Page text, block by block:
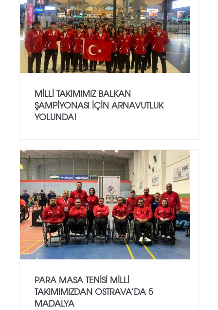
MILLI TAKIMIMIZ BALKAN
ŞAMPIYONASI İÇIN ARNAVUTLUK
YOLUNDA!
PARA MASA TENISI MILLI
TAKIMIMIZDAN OSTRAVA’DA 5
MADALYA